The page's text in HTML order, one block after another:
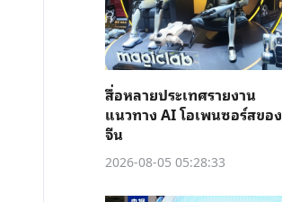
สื่อหลายประเทศรายงาน
แนวทาง AI โอเพนซอร์สของ
จีน
2026-08-05 05:28:33